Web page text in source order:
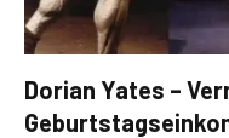
Dorian Yates –